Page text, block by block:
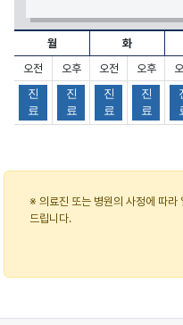
월 화
오전
오후 오전 오후
진
료
진
료
진
료
진
료
※ 의료진 또는 병원의 사정에 따라
드립니다.